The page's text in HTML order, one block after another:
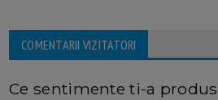
COMENTARII VIZITATORI
Ce sentimente ti-a